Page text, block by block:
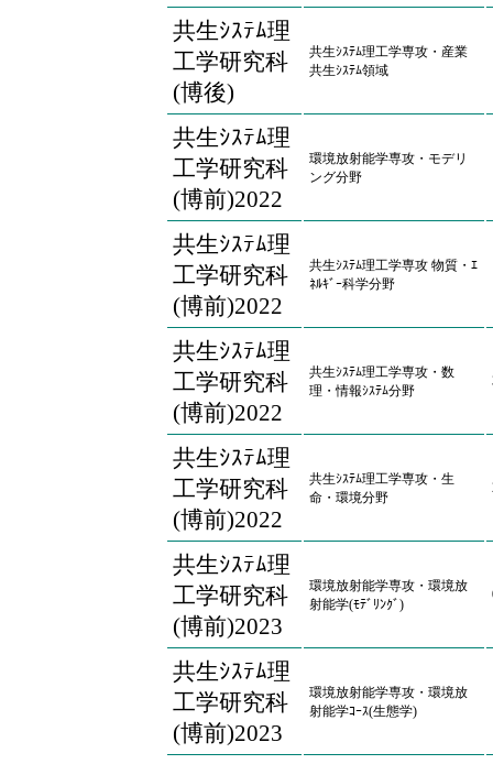
共生ｼｽﾃﾑ理
工学研究科
(博後)
共生ｼｽﾃﾑ理工学専攻・産業
共生ｼｽﾃﾑ領域
共生ｼｽﾃﾑ理
工学研究科
(博前)2022
環境放射能学専攻・モデリ
ング分野
共生ｼｽﾃﾑ理
工学研究科
(博前)2022
共生ｼｽﾃﾑ理工学専攻 物質・ｴ
ﾈﾙｷﾞｰ科学分野
共生ｼｽﾃﾑ理
工学研究科
(博前)2022
共生ｼｽﾃﾑ理工学専攻・数
理・情報ｼｽﾃﾑ分野
共生ｼｽﾃﾑ理
工学研究科
(博前)2022
共生ｼｽﾃﾑ理工学専攻・生
命・環境分野
共生ｼｽﾃﾑ理
工学研究科
(博前)2023
環境放射能学専攻・環境放
射能学(ﾓﾃﾞﾘﾝｸﾞ)
共生ｼｽﾃﾑ理
工学研究科
(博前)2023
環境放射能学専攻・環境放
射能学ｺｰｽ(生態学)